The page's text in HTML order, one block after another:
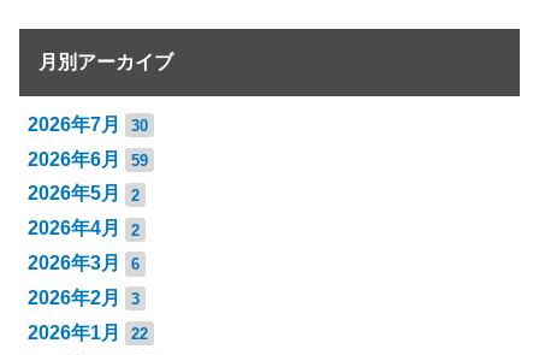
月別アーカイブ
2026年7月 30
2026年6月 59
2026年5月 2
2026年4月 2
2026年3月 6
2026年2月 3
2026年1月 22